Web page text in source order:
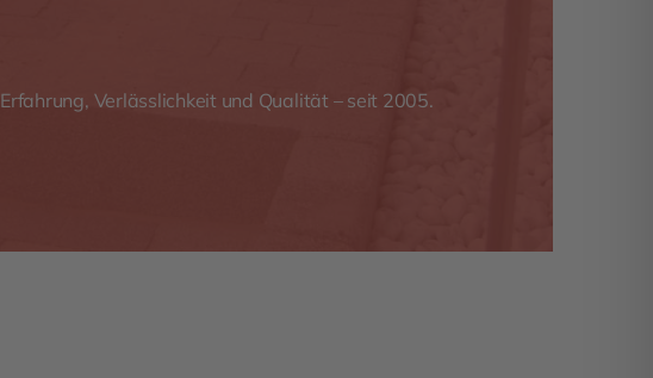
Erfahrung, Verlässlichkeit und Qualität – seit 2005.